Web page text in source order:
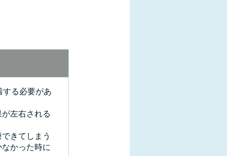
る必要があ
左右される
きてしまう
かった時に